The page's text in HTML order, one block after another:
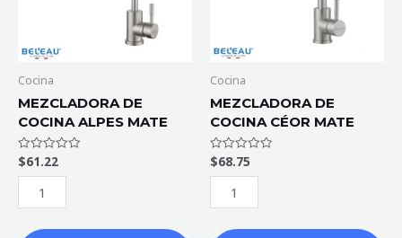
Cocina
MEZCLADORA DE
COCINA ALPES MATE
Valorado
con
$61.22
Cocina
MEZCLADORA DE
COCINA CÉOR MATE
Valorado
con
$68.75